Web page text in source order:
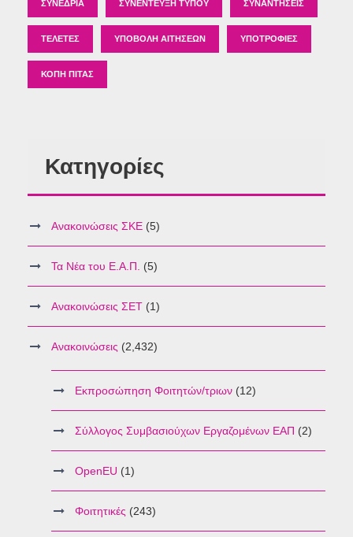
ΣΥΝΈΔΡΙΑ ΣΥΝΈΝΤΕΥΞΗ ΤΎΠΟΥ ΣΥΝΑΝΤΉΣΕΙΣ
ΤΕΛΕΤΈΣ ΥΠΟΒΟΛΉ ΑΙΤΉΣΕΩΝ ΥΠΟΤΡΟΦΊΕΣ
ΚΟΠΉ ΠΊΤΑΣ
Κατηγορίες
Ανακοινώσεις ΣΚΕ (5)
Τα Νέα του Ε.Α.Π. (5)
Ανακοινώσεις ΣΕΤ (1)
Ανακοινώσεις (2,432)
Εκπροσώπηση Φοιτητών/τριων (12)
Σύλλογος Συμβασιούχων Εργαζομένων ΕΑΠ (2)
OpenEU (1)
Φοιτητικές (243)